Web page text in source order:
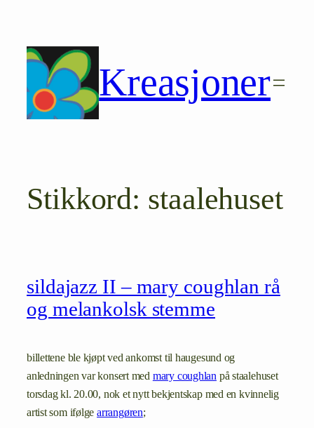
innhold
Kreasjoner
Stikkord: staalehuset
sildajazz II – mary coughlan rå
og melankolsk stemme
billettene ble kjøpt ved ankomst til haugesund og
anledningen var konsert med mary coughlan på staalehuset
torsdag kl. 20.00, nok et nytt bekjentskap med en kvinnelig
artist som ifølgearrangøren;